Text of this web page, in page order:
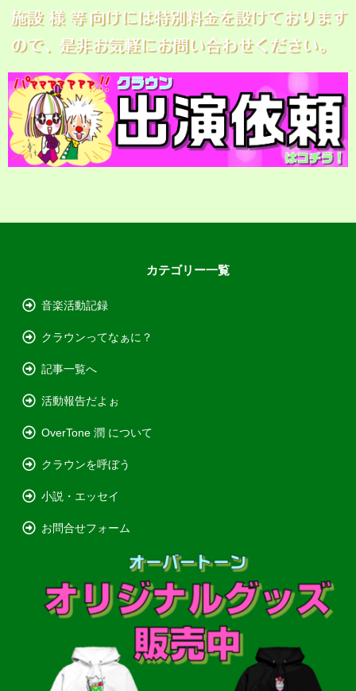
カテゴリー一覧
音楽活動記録
クラウンってなぁに？
記事一覧へ
活動報告だよぉ
OverTone 潤 について
クラウンを呼ぼう
小説・エッセイ
お問合せフォーム